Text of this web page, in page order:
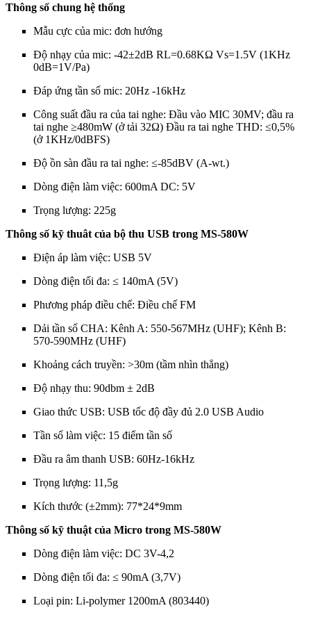
Thông số chung hệ thống
Mẫu cực của mic: đơn hướng
Độ nhạy của mic: -42±2dB RL=0.68KΩ Vs=1.5V (1KHz
0dB=1V/Pa)
Đáp ứng tần số mic: 20Hz -16kHz
Công suất đầu ra của tai nghe: Đầu vào MIC 30MV; đầu ra
tai nghe ≥480mW (ở tải 32Ω) Đầu ra tai nghe THD: ≤0,5%
(ở 1KHz/0dBFS)
Độ ồn sàn đầu ra tai nghe: ≤-85dBV (A-wt.)
Dòng điện làm việc: 600mA DC: 5V
Trọng lượng: 225g
Thông số kỹ thuât của bộ thu USB trong MS-580W
Điện áp làm việc: USB 5V
Dòng điện tối đa: ≤ 140mA (5V)
Phương pháp điều chế: Điều chế FM
Dải tần số CHA: Kênh A: 550-567MHz (UHF); Kênh B:
570-590MHz (UHF)
Khoảng cách truyền: >30m (tầm nhìn thẳng)
Độ nhạy thu: 90dbm ± 2dB
Giao thức USB: USB tốc độ đầy đủ 2.0 USB Audio
Tần số làm việc: 15 điểm tần số
Đầu ra âm thanh USB: 60Hz-16kHz
Trọng lượng: 11,5g
Kích thước (±2mm): 77*24*9mm
Thông số kỹ thuật của Micro trong MS-580W
Dòng điện làm việc: DC 3V-4,2
Dòng điện tối đa: ≤ 90mA (3,7V)
Loại pin: Li-polymer 1200mA (803440)